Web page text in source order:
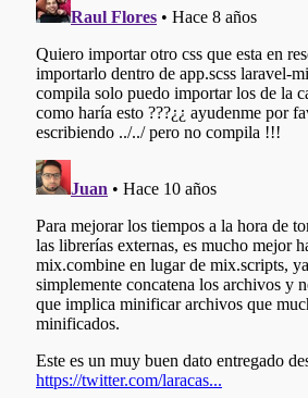
SUSCRÍBETE
Tu nombre y correo serán enviados
compartiremos tus datos con otras